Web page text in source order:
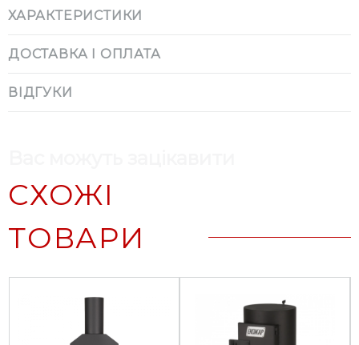
ХАРАКТЕРИСТИКИ
ДОСТАВКА І ОПЛАТА
ВІДГУКИ
СХОЖІ
ТОВАРИ